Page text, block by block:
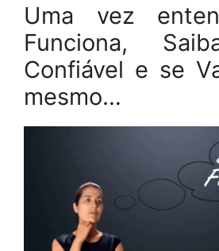
Uma vez
Funciona,
Confiável e se
mesmo…